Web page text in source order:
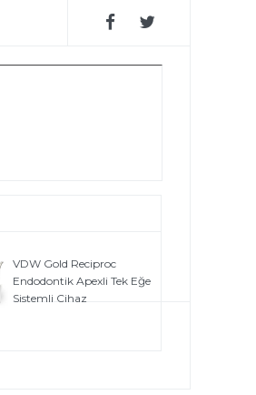
VDW Gold Reciproc
Endodontik Apexli Tek Eğe
Sistemli Cihaz